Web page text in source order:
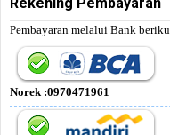
Pembayaran melalui Bank
Norek :0970471961